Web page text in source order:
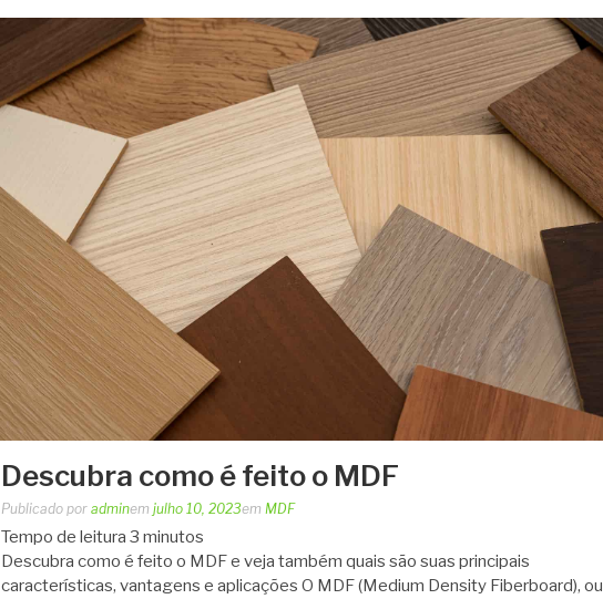
Descubra como é feito o MDF
Publicado por adminem julho 10, 2023em MDF
Tempo de leitura 3 minutos
Descubra como é feito o MDF e veja também quais são suas principais
características, vantagens e aplicações O MDF (Medium Density Fiberboard), ou